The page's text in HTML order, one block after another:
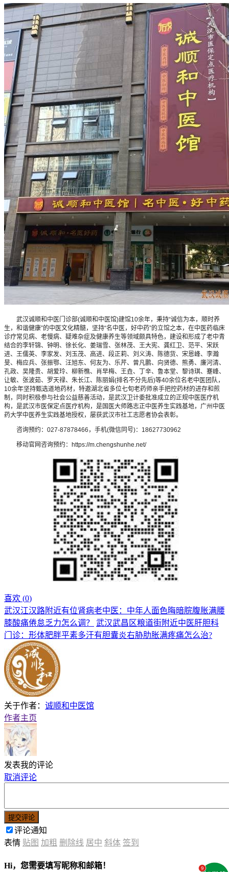
武汉诚顺和中医门诊部(诚顺和中医馆)建馆10余年，秉持“诚信为本，顺时养
生，和谐健康”的中医文化精髓，坚持“名中医，好中药”的立馆之本，在中医药临床
诊疗常见病、老慢病、疑难杂症及健康养生等领域颇具特色，建设和形成了老中青
结合的李轩锦、钟明、徐长化、姜瑞雪、张林茂、王大宪、龚红卫、范平、宋跃
进、王儒英、李家发、刘玉茂、高进、段正莉、刘义涛、陈德货、宋恩峰、李瀚
旻、梅应兵、张振鄂、汪旭东、何友为、乐芹、曾凡鹏、向贤德、熊勇、廉河清、
孔政、吴隆贵、胡爱玲、柳新樵、肖早梅、王垚、丁辛、鲁本堂、黎诗琪、蹇峰、
让敏、张波茹、罗天禄、朱长江、陈丽娟(排名不分先后)等40余位名老中医团队，
10余年坚持甄选道地药材，特邀湖北省多位七旬老药师亲手把控药材的进存和煎
制，同时积极参与社会公益慈善活动，是武汉卫计委批准成立的正规中医医疗机
构，是武汉市医保定点医疗机构，是国医大师路志正中医养生实践基地，广州中医
药大学中医养生实践基地授权，屡获武汉市社工志愿者协会表彰。
咨询预约：027-87878466，手机(微信同号)：18627730962
移动官网咨询预约：https://m.chengshunhe.net/
喜欢 (0)
武汉江汉路附近有位肾病老中医：中年人面色晦暗脘腹胀满腰
膝酸痛倦怠乏力怎么调？
武汉武昌区粮道街附近中医肝胆科
门诊：形体肥胖平素多汗有胆囊炎右胁肋胀满疼痛怎么治?
关于作者： 诚顺和中医馆
作者主页
发表我的评论
取消评论
提交评论
评论通知
表情 贴图 加粗 删除线 居中 斜体 签到
Hi，您需要填写昵称和邮箱！